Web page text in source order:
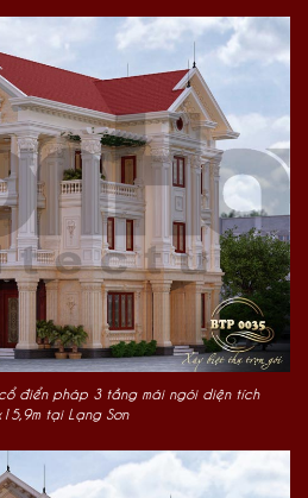
điển pháp 3 tầng mái ngói diện tích
tại Lạng Sơn